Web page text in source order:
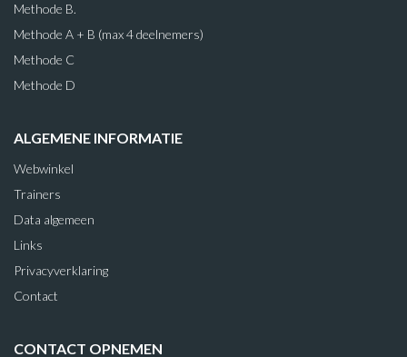
Methode B.
Methode A + B (max 4 deelnemers)
Methode C
Methode D
ALGEMENE INFORMATIE
Webwinkel
Trainers
Data algemeen
Links
Privacyverklaring
Contact
CONTACT OPNEMEN